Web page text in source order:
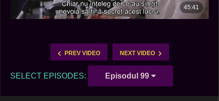
PREV VIDEO NEXT VIDEO
SELECT EPISODES: Episodul 99